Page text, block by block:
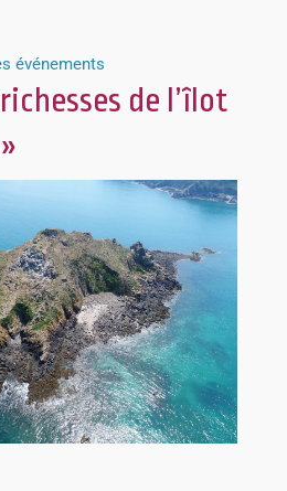
événements
de l’îlot